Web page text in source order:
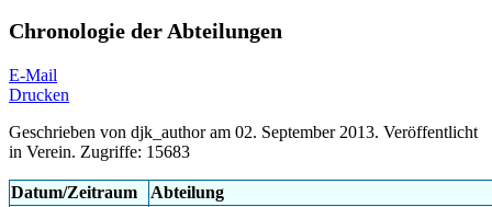
Chronologie der Abteilungen
E-Mail
Drucken
Geschrieben von djk_authoram 02. September 2013. Veröffentlicht
in Verein. Zugriffe: 15683
Datum/Zeitraum
Abteilung